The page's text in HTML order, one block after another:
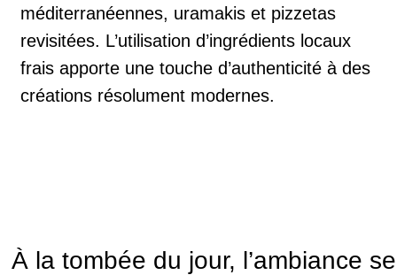
méditerranéennes, uramakis et pizzetas
revisitées. L’utilisation d’ingrédients locaux
frais apporte une touche d’authenticité à des
créations résolument modernes.
À la tombée du jour, l’ambiance se